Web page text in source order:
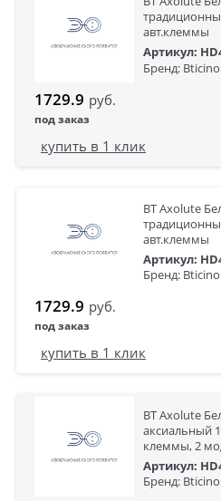
авт.клеммы
Артикул:
Бренд: Bticino
1729.9 руб.
под заказ
купить в 1 клик
BT Axolute
авт.клеммы
Артикул:
Бренд: Bticino
1729.9 руб.
под заказ
купить в 1 клик
BT Axolute
аксиальный
клеммы, 2
Артикул:
Бренд: Bticino